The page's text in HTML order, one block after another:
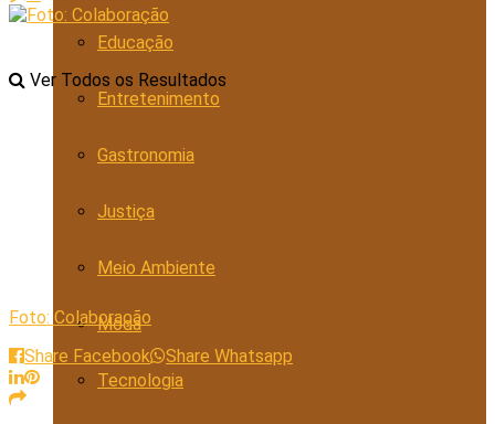
Educação
Entretenimento
Gastronomia
Justiça
Meio Ambiente
Moda
Tecnologia
Ver Todos os Resultados
Foto: Colaboração
Share Facebook
Share Whatsapp